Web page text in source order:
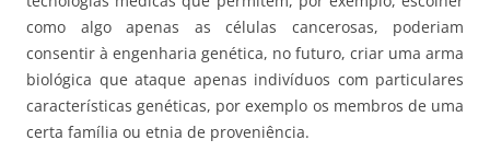
como algo apenas as células cancerosas, poderiam
consentir à engenharia genética, no futuro, criar uma arma
biológica que ataque apenas indivíduos com particulares
características genéticas, por exemplo os membros de uma
certa família ou etnia de proveniência.